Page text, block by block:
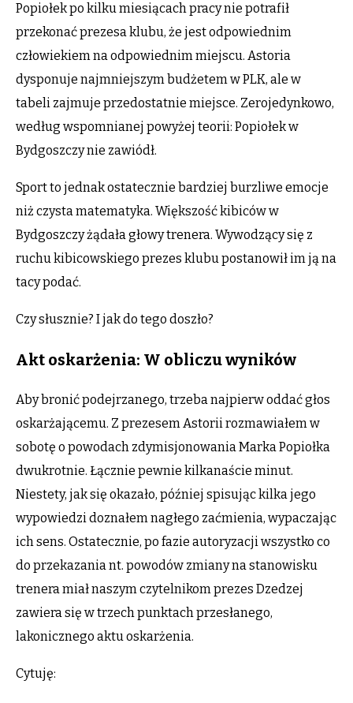
Popiołek po kilku miesiącach pracy nie potrafił
przekonać prezesa klubu, że jest odpowiednim
człowiekiem na odpowiednim miejscu. Astoria
dysponuje najmniejszym budżetem w PLK, ale w
tabeli zajmuje przedostatnie miejsce. Zerojedynkowo,
według wspomnianej powyżej teorii: Popiołek w
Bydgoszczy nie zawiódł.
Sport to jednak ostatecznie bardziej burzliwe emocje
niż czysta matematyka. Większość kibiców w
Bydgoszczy żądała głowy trenera. Wywodzący się z
ruchu kibicowskiego prezes klubu postanowił im ją na
tacy podać.
Czy słusznie? I jak do tego doszło?
Akt oskarżenia: W obliczu wyników
Aby bronić podejrzanego, trzeba najpierw oddać głos
oskarżającemu. Z prezesem Astorii rozmawiałem w
sobotę o powodach zdymisjonowania Marka Popiołka
dwukrotnie. Łącznie pewnie kilkanaście minut.
Niestety, jak się okazało, później spisując kilka jego
wypowiedzi doznałem nagłego zaćmienia, wypaczając
ich sens. Ostatecznie, po fazie autoryzacji wszystko co
do przekazania nt. powodów zmiany na stanowisku
trenera miał naszym czytelnikom prezes Dzedzej
zawiera się w trzech punktach przesłanego,
lakonicznego aktu oskarżenia.
Cytuję: